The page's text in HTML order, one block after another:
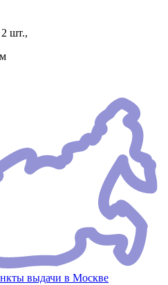
шт.,
выдачи в Москве